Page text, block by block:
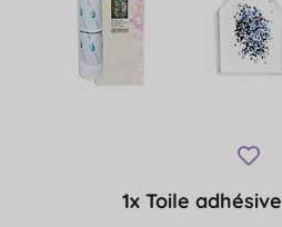
1x Toile